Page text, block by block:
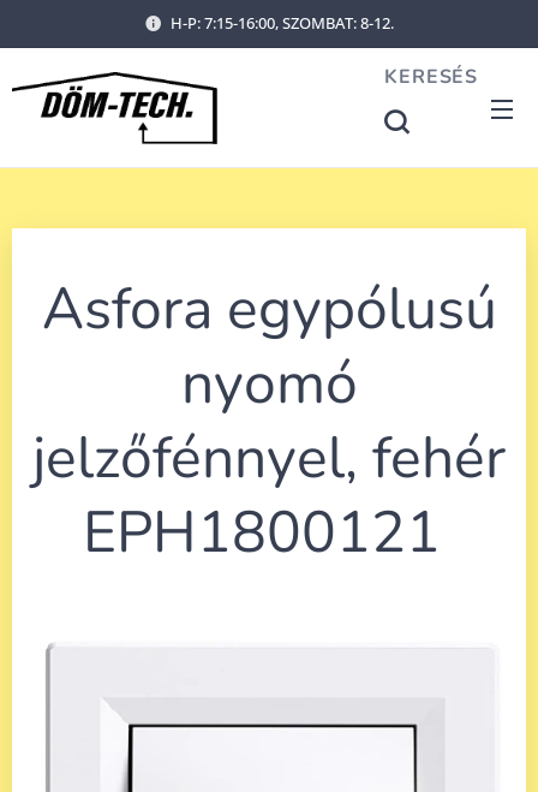
H-P: 7:15-16:00, SZOMBAT: 8-12.
KERESÉS
Asfora egypólusú
nyomó
jelzőfénnyel, fehér
EPH1800121